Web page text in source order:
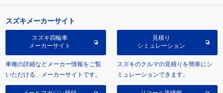
スズキメーカーサイト
スズキ四輪車
メーカーサイト
車種の詳細などメーカー情報をご覧
いただける、メーカーサイトです。
見積り
シミュレーション
スズキのクルマの見積りを簡単にシ
ミュレーションできます。